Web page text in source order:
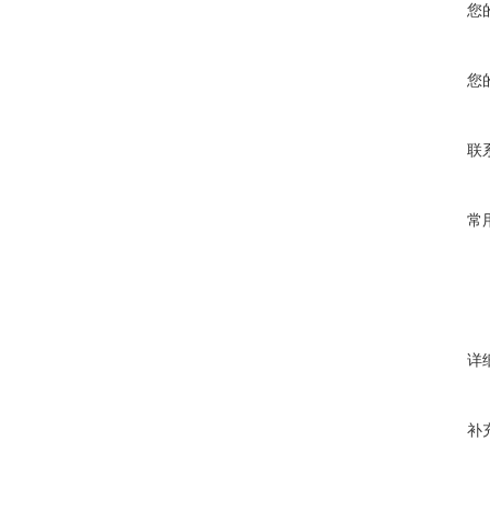
您
您
联
常
详
补